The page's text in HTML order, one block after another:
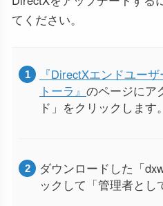
てください。
『DirectXエンドユー
トーラ』 のページにア
ド」をクリックします。
ダウンロードした「
ックして「管理者とし